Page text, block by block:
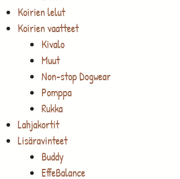
Koirien lelut
Koirien vaatteet
Kivalo
Muut
Non-stop Dogwear
Pomppa
Rukka
Lahjakortit
Lisäravinteet
Buddy
EffeBalance